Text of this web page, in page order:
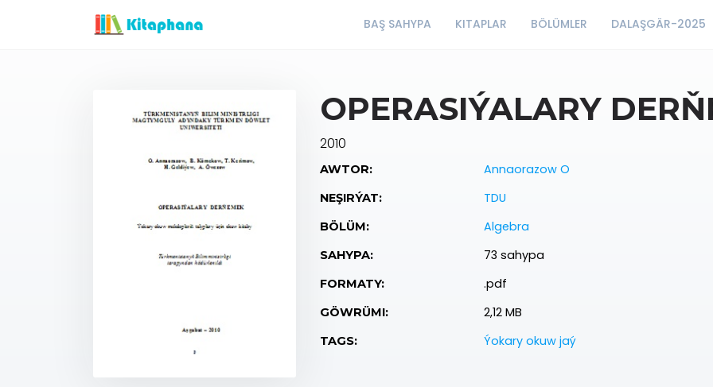
BAŞ SAHYPA KITAPLAR BÖLÜMLER DALAŞGÄR-2025
OPERASIÝALARY
2010
AWTOR: Annaorazow O
NEŞIRÝAT: TDU
BÖLÜM: Algebra
SAHYPA: 73 sahypa
FORMATY: .pdf
GÖWRÜMI: 2,12 MB
TAGS: Ýokary okuw jaý